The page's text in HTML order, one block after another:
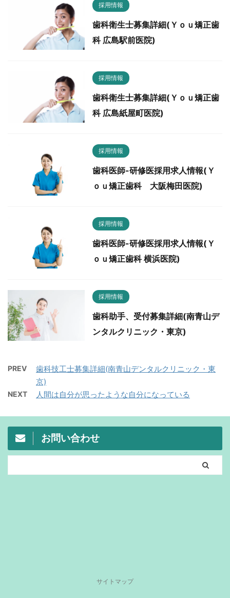
採用情報
歯科衛生士募集詳細(Ｙｏｕ矯正歯
科 広島駅前医院)
採用情報
歯科衛生士募集詳細(Ｙｏｕ矯正歯
科 広島紙屋町医院)
採用情報
歯科医師-研修医採用求人情報(Ｙ
ｏｕ矯正歯科 大阪梅田医院)
採用情報
歯科医師-研修医採用求人情報(Ｙ
ｏｕ矯正歯科 横浜医院)
採用情報
歯科助手、受付募集詳細(南青山デ
ンタルクリニック・東京)
PREV
歯科技工士募集詳細(南青山デンタルクリニック・東
京)
NEXT 人間は自分が思ったような自分になっている
お問い合わせ
サイトマップ